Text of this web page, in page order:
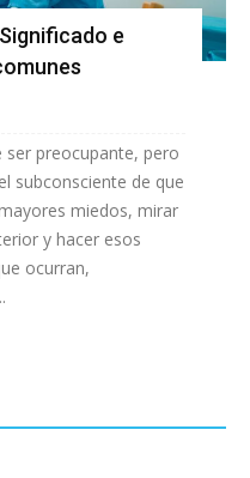
e
ser preocupante, pero
subconsciente de que
miedos, mirar
y hacer esos
ocurran,